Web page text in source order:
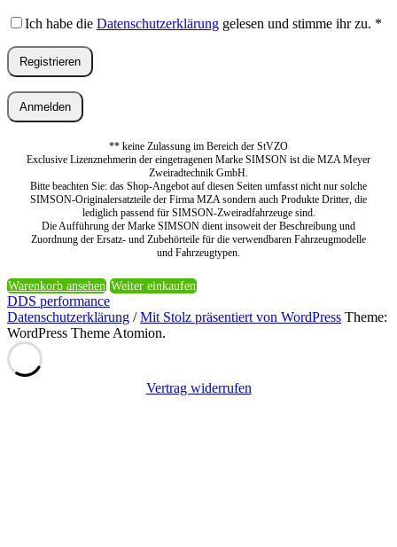
Ich habe die Datenschutzerklärung gelesen und stimme ihr zu. *
Registrieren
Anmelden
** keine Zulassung im Bereich der StVZO
Exclusive Lizenznehmerin der eingetragenen Marke SIMSON ist die MZA Meyer
Zweiradtechnik GmbH.
Bitte beachten Sie: das Shop-Angebot auf diesen Seiten umfasst nicht nur solche
SIMSON-Originalersatzteile der Firma MZA sondern auch Produkte Dritter, die
lediglich passend für SIMSON-Zweiradfahrzeuge sind.
Die Aufführung der Marke SIMSON dient insoweit der Beschreibung und
Zuordnung der Ersatz- und Zubehörteile für die verwendbaren Fahrzeugmodelle
und Fahrzeugtypen.
Warenkorb ansehen Weiter einkaufen
DDS performance
Datenschutzerklärung /Mit Stolz präsentiert von WordPress Theme:
WordPress Theme Atomion.
Vertrag widerrufen